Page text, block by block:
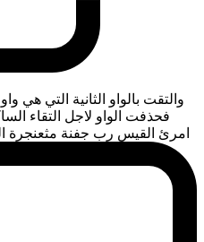
والتقت بالواو الثانية التي هي
فحذفت الواو لاجل التقاء
امرئ القيس رب جفنة مثعنجرة